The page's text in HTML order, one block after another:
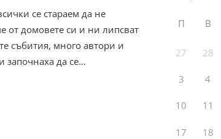
се стараем да не
от домовете си и ни липсват
събития, много автори и
започнаха да се…
П В
27 28
3 4
10 11
17 18